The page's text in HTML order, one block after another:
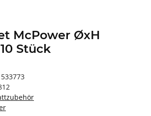
McPower ØxH
Stück